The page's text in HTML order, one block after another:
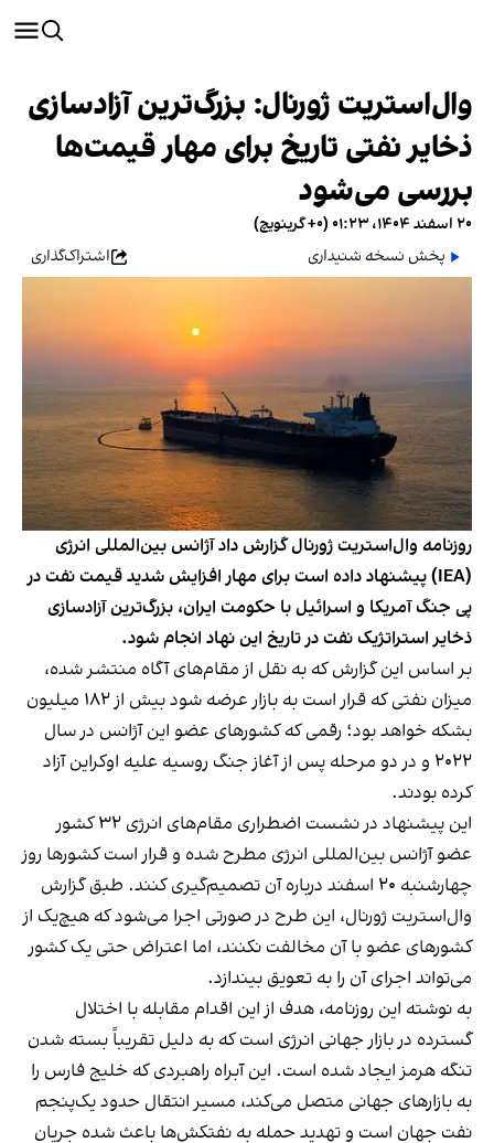
وال‌استریت ژورنال: بزرگ‌ترین آزادسازی
ذخایر نفتی تاریخ برای مهار قیمت‌ها
بررسی می‌شود
۲۰ اسفند ۱۴۰۴، ۰۱:۲۳ (‎+۰ گرینویچ)
پخش نسخه شنیداری
اشتراک‌گذاری
روزنامه وال‌استریت ژورنال گزارش داد آژانس بین‌المللی انرژی
(IEA) پیشنهاد داده است برای مهار افزایش شدید قیمت نفت در
پی جنگ آمریکا و اسرائیل با حکومت ایران، بزرگ‌ترین آزادسازی
ذخایر استراتژیک نفت در تاریخ این نهاد انجام شود.
بر اساس این گزارش که به نقل از مقام‌های آگاه منتشر شده،
میزان نفتی که قرار است به بازار عرضه شود بیش از ۱۸۲ میلیون
بشکه خواهد بود؛ رقمی که کشورهای عضو این آژانس در سال
۲۰۲۲ و در دو مرحله پس از آغاز جنگ روسیه علیه اوکراین آزاد
کرده بودند.
این پیشنهاد در نشست اضطراری مقام‌های انرژی ۳۲ کشور
عضو آژانس بین‌المللی انرژی مطرح شده و قرار است کشورها روز
چهارشنبه ۲۰ اسفند درباره آن تصمیم‌گیری کنند. طبق گزارش
وال‌استریت ژورنال، این طرح در صورتی اجرا می‌شود که هیچ‌یک از
کشورهای عضو با آن مخالفت نکنند، اما اعتراض حتی یک کشور
می‌تواند اجرای آن را به تعویق بیندازد.
به نوشته این روزنامه، هدف از این اقدام مقابله با اختلال
گسترده در بازار جهانی انرژی است که به دلیل تقریباً بسته شدن
تنگه هرمز ایجاد شده است. این آبراه راهبردی که خلیج فارس را
به بازارهای جهانی متصل می‌کند، مسیر انتقال حدود یک‌پنجم
نفت جهان است و تهدید حمله به نفتکش‌ها باعث شده جریان